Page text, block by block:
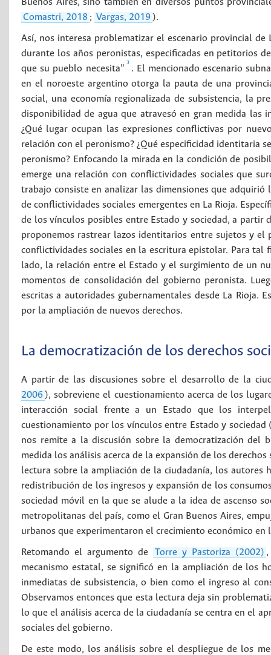
Comastri, 2018 ; Vargas, 2019 ).
Así, nos interesa problematizar el escenario provincial
durante los años peronistas, especificadas en petitorios
que su pueblo necesita”
3
. El mencionado escenario
en el noroeste argentino otorga la pauta de una
social, una economía regionalizada de subsistencia, la
disponibilidad de agua que atravesó en gran medida las
¿Qué lugar ocupan las expresiones conflictivas por
relación con el peronismo? ¿Qué especificidad identitaria
peronismo? Enfocando la mirada en la condición de
emerge una relación con conflictividades sociales que
trabajo consiste en analizar las dimensiones que
de conflictividades sociales emergentes en La Rioja.
de los vínculos posibles entre Estado y sociedad, a partir
proponemos rastrear lazos identitarios entre sujetos y
conflictividades sociales en la escritura epistolar. Para
lado, la relación entre el Estado y el surgimiento de un
momentos de consolidación del gobierno peronista.
escritas a autoridades gubernamentales desde La Rioja.
por la ampliación de nuevos derechos.
La democratización de los derechos
A partir de las discusiones sobre el desarrollo de la
2006 ), sobreviene el cuestionamiento acerca de los
interacción social frente a un Estado que los
cuestionamiento por los vínculos entre Estado y
nos remite a la discusión sobre la democratización del
medida los análisis acerca de la expansión de los
lectura sobre la ampliación de la ciudadanía, los autores
redistribución de los ingresos y expansión de los
sociedad móvil en la que se alude a la idea de ascenso
metropolitanas del país, como el Gran Buenos Aires,
urbanos que experimentaron el crecimiento económico
Retomando el argumento de Torre y Pastoriza (2002)
mecanismo estatal, se significó en la ampliación de los
inmediatas de subsistencia, o bien como el ingreso al
Observamos entonces que esta lectura deja sin
lo que el análisis acerca de la ciudadanía se centra en el
sociales del gobierno.
De este modo, los análisis sobre el despliegue de los